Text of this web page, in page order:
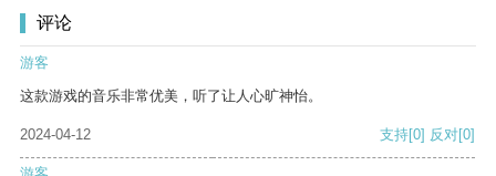
评论
游客
这款游戏的音乐非常优美，听了让人心旷神怡。
2024-04-12 支持[0] 反对[0]